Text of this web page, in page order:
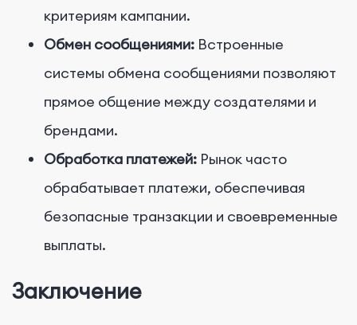
критериям кампании.
Обмен сообщениями: Встроенные
системы обмена сообщениями позволяют
прямое общение между создателями и
брендами.
Обработка платежей: Рынок часто
обрабатывает платежи, обеспечивая
безопасные транзакции и своевременные
выплаты.
Заключение